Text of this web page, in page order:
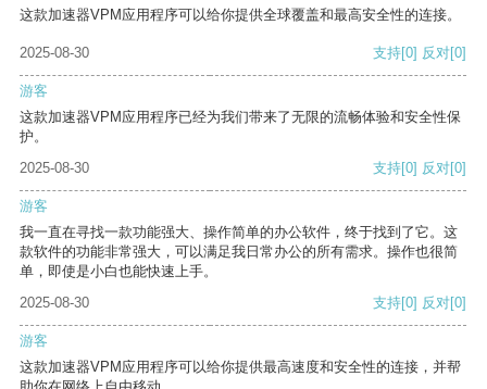
这款加速器VPM应用程序可以给你提供全球覆盖和最高安全性的连接。
2025-08-30 支持[0] 反对[0]
游客
这款加速器VPM应用程序已经为我们带来了无限的流畅体验和安全性保
护。
2025-08-30
支持[0] 反对[0]
游客
我一直在寻找一款功能强大、操作简单的办公软件，终于找到了它。这
款软件的功能非常强大，可以满足我日常办公的所有需求。操作也很简
单，即使是小白也能快速上手。
2025-08-30
支持[0] 反对[0]
游客
这款加速器VPM应用程序可以给你提供最高速度和安全性的连接，并帮